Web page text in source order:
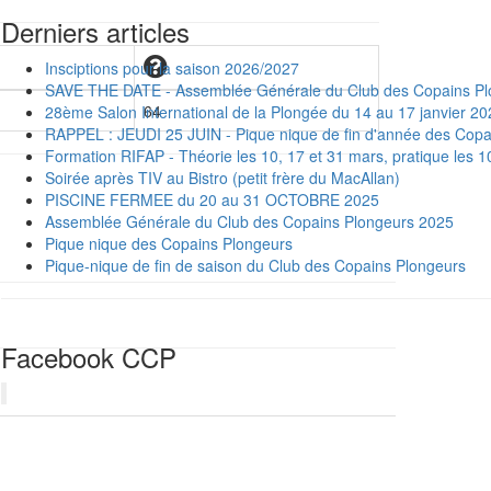
64
Derniers articles
Insciptions pour la saison 2026/2027
SAVE THE DATE - Assemblée Générale du Club des Copains
28ème Salon International de la Plongée du 14 au 17 janvier
RAPPEL : JEUDI 25 JUIN - Pique nique de fin d'année des
Formation RIFAP - Théorie les 10, 17 et 31 mars, pratique les
Soirée après TIV au Bistro (petit frère du MacAllan)
PISCINE FERMEE du 20 au 31 OCTOBRE 2025
Assemblée Générale du Club des Copains Plongeurs 2025
Pique nique des Copains Plongeurs
Pique-nique de fin de saison du Club des Copains Plongeurs
Facebook CCP